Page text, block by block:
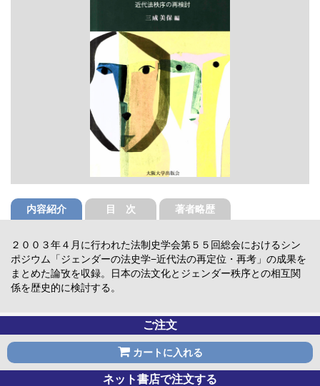
内容紹介 目 次 著者略歴
２００３年４月に行われた法制史学会第５５回総会におけるシン
ポジウム「ジェンダーの法史学−近代法の再定位・再考」の成果を
まとめた論攷を収録。日本の法文化とジェンダー秩序との相互関
係を歴史的に検討する。
ご注文
カートに入れる
ネット書店で注文する